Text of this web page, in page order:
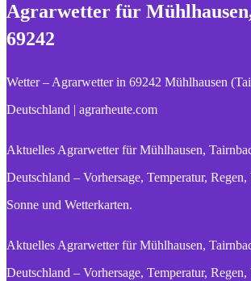
Agrarwetter für
69242
Wetter – Agrarwetter in 69242 Mühlhausen
Deutschland | agrarheute.com
Aktuelles Agrarwetter für Mühlhausen,
Deutschland – Vorhersage, Temperatur,
Sonne und Wetterkarten.
Aktuelles Agrarwetter für Mühlhausen,
Deutschland – Vorhersage, Temperatur,